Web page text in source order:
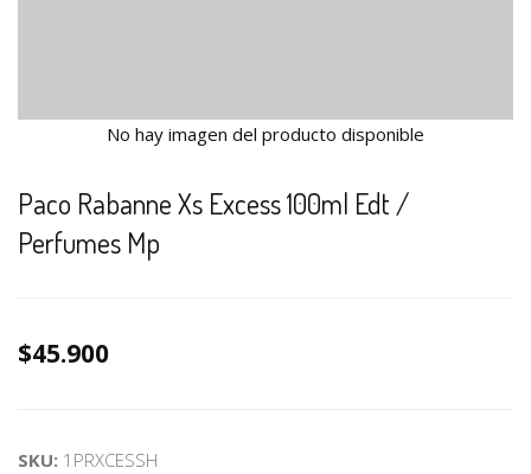
No hay imagen del producto disponible
Paco Rabanne Xs Excess 100ml Edt /
Perfumes Mp
$45.900
SKU: 1PRXCESSH